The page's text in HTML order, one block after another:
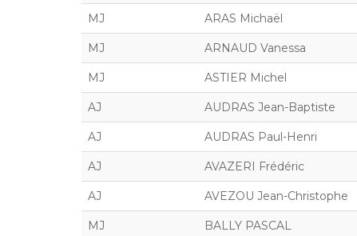
MJ ARAS Michaël
MJ ARNAUD Vanessa
MJ ASTIER Michel
AJ AUDRAS Jean-Baptiste
AJ AUDRAS Paul-Henri
AJ AVAZERI Frédéric
AJ AVEZOU Jean-Christophe
MJ BALLY PASCAL